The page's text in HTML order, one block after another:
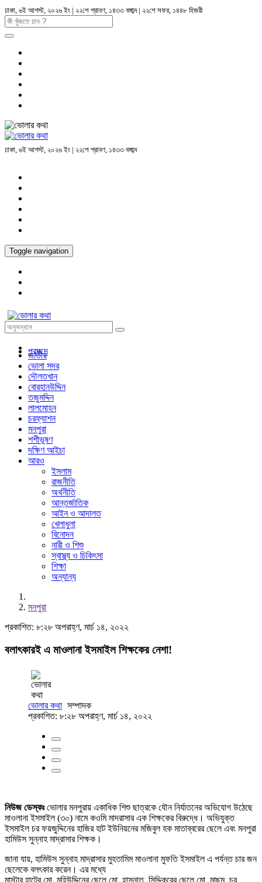
ঢাকা, ৬ই আগস্ট, ২০২৬ ইং | ২২শে শ্রাবণ, ১৪৩৩ বঙ্গাব্দ | ২২শে সফর, ১৪৪৮ হিজরী
ঢাকা, ৬ই আগস্ট, ২০২৬ ইং | ২২শে শ্রাবণ, ১৪৩৩ বঙ্গাব্দ
Toggle navigation
প্রচ্ছদ
জাতীয়
ভোলা সদর
দৌলতখান
বোরহানউদ্দিন
তজুমদ্দিন
লালমোহন
চরফ্যাশন
মনপুরা
শশীভূষণ
দক্ষিণ আইচা
আরও
ইসলাম
রাজনীতি
অর্থনীতি
আন্তর্জাতিক
আইন ও আদালত
খেলাধুলা
বিনোদন
নারী ও শিশু
স্বাস্থ্য ও চিকিৎসা
শিক্ষা
অন্যান্য
মনপুরা
প্রকাশিত: ৮:২৮ অপরাহ্ণ, মার্চ ১৪, ২০২২
বলাৎকারই এ মাওলানা ইসমাইল শিক্ষকের নেশা!
ভোলার কথা সম্পাদক
প্রকাশিত: ৮:২৮ অপরাহ্ণ, মার্চ ১৪, ২০২২
নিউজ ডেস্কঃভোলার মনপুরায় একাধিক শিশু ছাত্রকে যৌন নির্যাতনের অভিযোগ উঠেছে
মাওলানা ইসমাইল (৩০) নামে কওমি মাদরাসার এক শিক্ষকের বিরুদ্ধে। অভিযুক্ত
ইসমাইল চর ফয়জুদ্দিনের হাজির হাট ইউনিয়নের মজিবুল হক মাতাব্বরের ছেলে এবং মনপুরা
হামিউস সুন্নাহ মাদ্রাসার শিক্ষক।
জানা যায়, হামিউস সুন্নাহ মাদ্রাসার মুহতামিম মাওলানা মুফতি ইসমাইল এ পর্যন্ত চার জন
ছেলেকে বলৎকার করেন। এর মধ্যে